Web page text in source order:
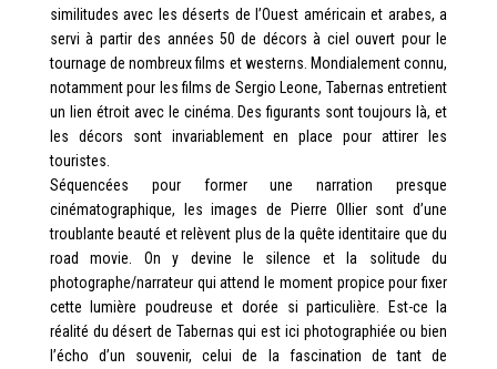
similitudes avec les déserts de l’Ouest américain et arabes, a
servi à partir des années 50 de décors à ciel ouvert pour le
tournage de nombreux films et westerns. Mondialement connu,
notamment pour les films de Sergio Leone, Tabernas entretient
un lien étroit avec le cinéma. Des figurants sont toujours là, et
les décors sont invariablement en place pour attirer les
touristes.
Séquencées pour former une narration presque
cinématographique, les images de Pierre Ollier sont d’une
troublante beauté et relèvent plus de la quête identitaire que du
road movie. On y devine le silence et la solitude du
photographe/narrateur qui attend le moment propice pour fixer
cette lumière poudreuse et dorée si particulière. Est-ce la
réalité du désert de Tabernas qui est ici photographiée ou bien
l’écho d’un souvenir, celui de la fascination de tant de